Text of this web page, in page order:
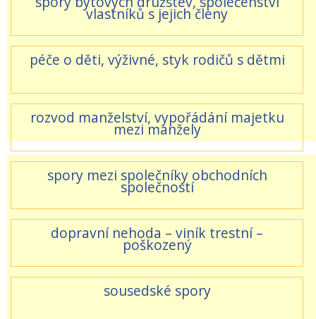
vlastníků s jejich členy
péče o děti, výživné, styk rodičů s dětmi
rozvod manželství, vypořádání majetku
mezi manžely
spory mezi společníky obchodních
společností
dopravní nehoda – viník trestní –
poškozený
sousedské spory